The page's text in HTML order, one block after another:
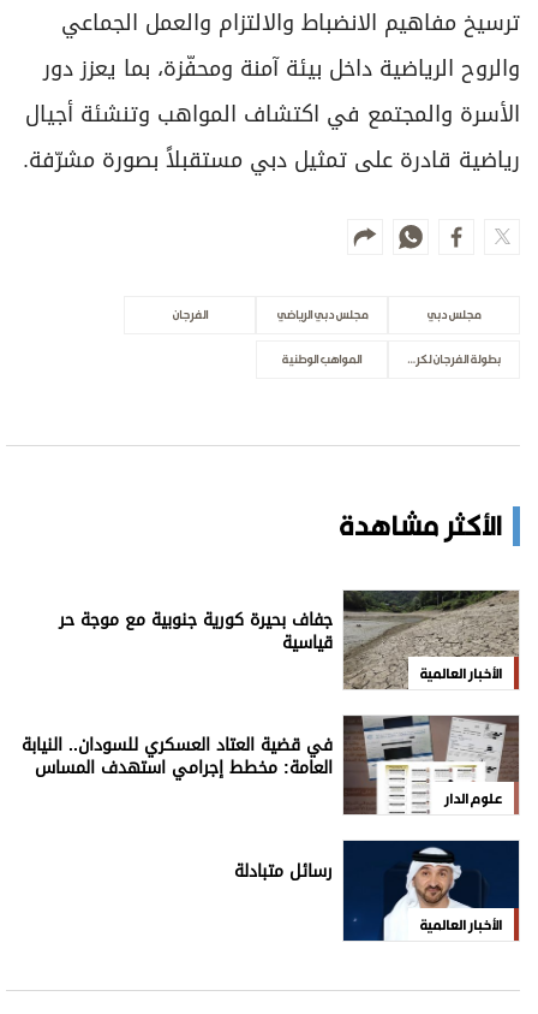
ترسيخ مفاهيم الانضباط والالتزام والعمل الجماعي
والروح الرياضية داخل بيئة آمنة ومحفّزة، بما يعزز دور
الأسرة والمجتمع في اكتشاف المواهب وتنشئة أجيال
رياضية قادرة على تمثيل دبي مستقبلاً بصورة مشرّفة.
مجلس دبي مجلس دبي الرياضي الفرجان
بطولة الفرجان لكرة القدم المواهب الوطنية
الأكثر مشاهدة
الأخبار العالمية
جفاف بحيرة كورية جنوبية مع موجة حر
قياسية
علوم الدار
في قضية العتاد العسكري للسودان.. النيابة
العامة: مخطط إجرامي استهدف المساس
الأخبار العالمية
رسائل متبادلة